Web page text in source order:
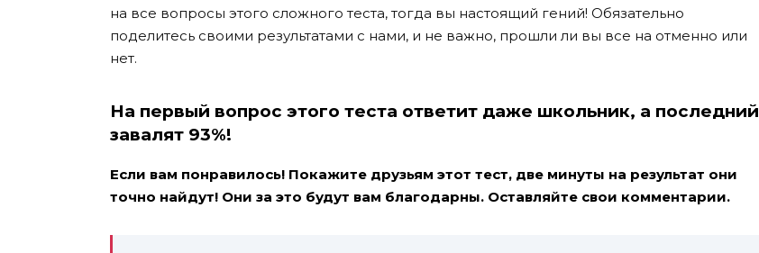
на все вопросы этого сложного теста, тогда вы настоящий гений! Обязательно
поделитесь своими результатами с нами, и не важно, прошли ли вы все на отменно или
нет.
На первый вопрос этого теста ответит даже школьник, а последний
завалят 93%!
Если вам понравилось! Покажите друзьям этот тест, две минуты на результат они
точно найдут! Они за это будут вам благодарны. Оставляйте свои комментарии.